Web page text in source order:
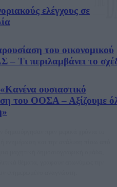
ελέγχους σε
του οικονομικού
Τι περιλαμβάνει το
ουσιαστικό
του ΟΟΣΑ – Αξίζουμε